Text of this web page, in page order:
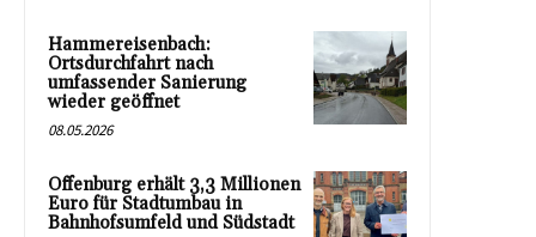
Hammereisenbach:
Ortsdurchfahrt nach
umfassender Sanierung
wieder geöffnet
08.05.2026
Offenburg erhält 3,3 Millionen
Euro für Stadtumbau in
Bahnhofsumfeld und Südstadt